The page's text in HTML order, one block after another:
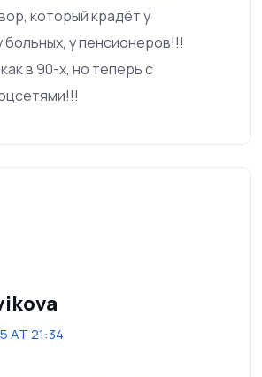
который крадёт у
больных, у пенсионеров!!!
в 90-х, но теперь с
AT 21:34